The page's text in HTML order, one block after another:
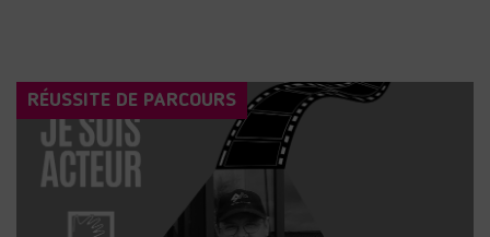
RÉUSSITE DE PARCOURS